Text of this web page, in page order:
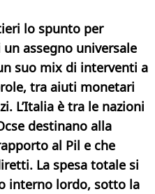
lo spunto per
assegno universale
suo mix di interventi a
tra aiuti monetari
L’Italia è tra le nazioni
destinano alla
al Pil e che
La spesa totale si
interno lordo, sotto la